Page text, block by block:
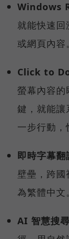
Windows
就能快速回
或網頁內容
Click to Do
螢幕內容的
鍵，就能讓
一步行動，
即時字幕
壁壘，跨
為繁體中文
AI 智慧搜尋